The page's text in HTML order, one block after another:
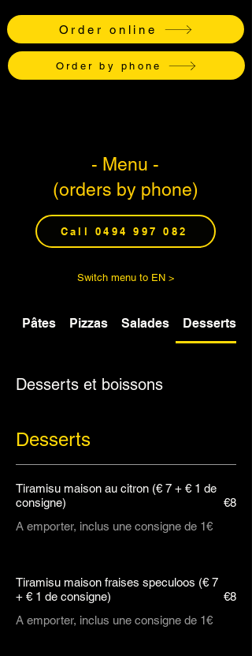
Order online
Order by phone
- Menu -
(orders by phone)
Call 0494 997 082
Switch menu to EN >
Pâtes Pizzas Salades Desserts et
Desserts et boissons
Desserts
Tiramisu maison au citron (€ 7 + € 1 de
consigne)
A emporter, inclus une consigne de 1€
€8
Tiramisu maison fraises speculoos (€ 7
+ € 1 de consigne)
A emporter, inclus une consigne de 1€
€8